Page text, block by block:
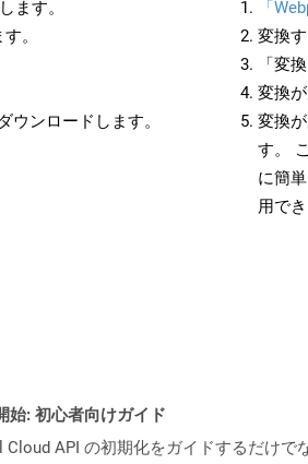
ます。
。
ウンロードします。
「
変換
「変
変換
変換
す。
に簡
用で
始: 初心者向けガイド
API の初期化をガイドするだけで